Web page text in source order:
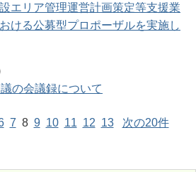
エリア管理運営計画策定等支援業
ける公募型プロポーザルを実施し
の会議録について
7 8 9 10 11 12 13 次の20件